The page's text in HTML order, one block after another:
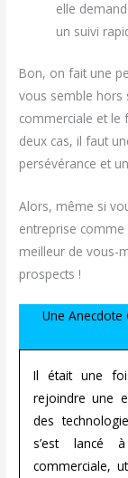
elle
un suivi
Bon, on fait une
vous semble hors
commerciale et le
deux cas, il faut
persévérance et
Alors, même si
entreprise
meilleur de vous-
prospects !
Une
Il était une
rejoindre une
des
s’est lancé
commerciale,